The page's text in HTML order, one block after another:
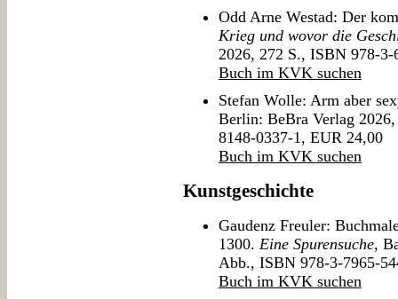
Odd Arne Westad: Der
Krieg und wovor die
2026, 272 S., ISBN 978-
Buch im KVK suchen
Stefan Wolle: Arm aber
Berlin: BeBra Verlag
8148-0337-1, EUR 24,00
Buch im KVK suchen
Kunstgeschichte
Gaudenz Freuler:
1300. Eine Spurensuche,
Abb., ISBN 978-3-7965-
Buch im KVK suchen